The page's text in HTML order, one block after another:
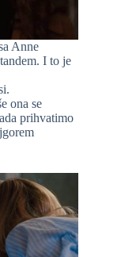
Anne
I to je
ona se
prihvatimo